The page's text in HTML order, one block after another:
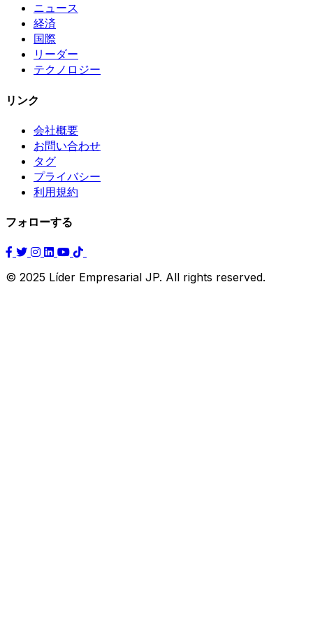
ニュース
経済
国際
リーダー
テクノロジー
リンク
会社概要
お問い合わせ
タグ
プライバシー
利用規約
フォローする
© 2025 Líder Empresarial JP. All rights reserved.